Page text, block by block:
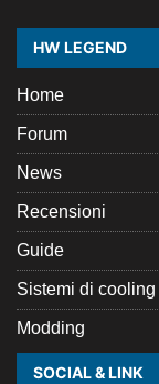
HW LEGEND
Home
Forum
News
Recensioni
Guide
Sistemi di cooling
Modding
SOCIAL & LINK